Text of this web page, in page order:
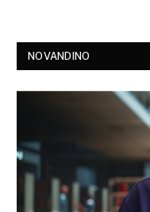
NOVANDINO